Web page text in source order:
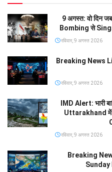
9 अगस्त: वो दिन
Bombing से
रविवार, 9 अगस्त 2026
Breaking News
रविवार, 9 अगस्त 2026
IMD Alert: भारी
Uttarakhand में
रविवार, 9 अगस्त 2026
Breaking
Sunday